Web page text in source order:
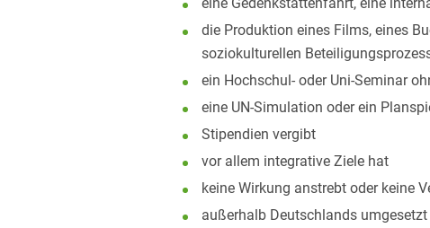
die Produktion eines Films, eines
soziokulturellen
ein Hochschul- oder Uni-Seminar
eine UN-Simulation oder ein
Stipendien vergibt
vor allem integrative Ziele hat
keine Wirkung anstrebt oder keine
außerhalb Deutschlands